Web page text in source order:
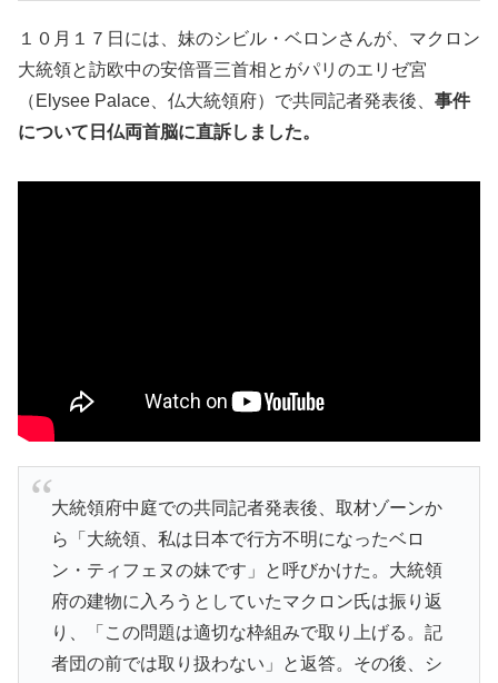
１０月１７日には、妹のシビル・ベロンさんが、マクロン
大統領と訪欧中の安倍晋三首相とがパリのエリゼ宮
（Elysee Palace、仏大統領府）で共同記者発表後、 事件
について日仏両首脳に直訴しました。
大統領府中庭での共同記者発表後、取材ゾーンか
ら「大統領、私は日本で行方不明になったベロ
ン・ティフェヌの妹です」と呼びかけた。大統領
府の建物に入ろうとしていたマクロン氏は振り返
り、「この問題は適切な枠組みで取り上げる。記
者団の前では取り扱わない」と返答。その後、シ